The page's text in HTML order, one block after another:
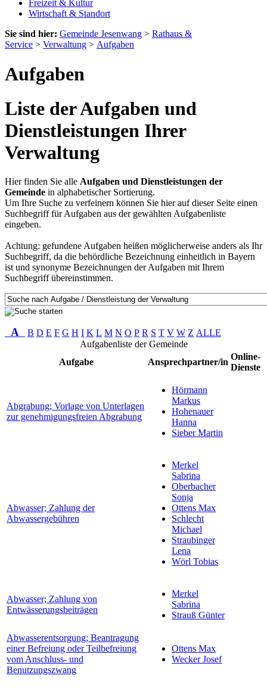
Freizeit & Kultur
Wirtschaft & Standort
Sie sind hier: Gemeinde Jesenwang > Rathaus &
Service > Verwaltung > Aufgaben
Aufgaben
Liste der Aufgaben und
Dienstleistungen Ihrer
Verwaltung
Hier finden Sie alle Aufgaben und Dienstleistungen der
Gemeinde in alphabetischer Sortierung.
Um Ihre Suche zu verfeinern können Sie hier auf dieser Seite einen
Suchbegriff für Aufgaben aus der gewählten Aufgabenliste
eingeben.
Achtung: gefundene Aufgaben heißen möglicherweise anders als Ihr
Suchbegriff, da die behördliche Bezeichnung einheitlich in Bayern
ist und synonyme Bezeichnungen der Aufgaben mit Ihrem
Suchbegriff übereinstimmen.
A B D E F G H I K L M N O P R S T V W Z ALLE
Aufgabenliste der Gemeinde
Aufgabe
Ansprechpartner/in
Online-
Dienste
Abgrabung; Vorlage von Unterlagen
zur genehmigungsfreien Abgrabung
Hörmann
Markus
Hohenauer
Hanna
Sieber Martin
Abwasser; Zahlung der
Abwassergebühren
Merkel
Sabrina
Oberbacher
Sonja
Ottens Max
Schlecht
Michael
Straubinger
Lena
Wörl Tobias
Abwasser; Zahlung von
Entwässerungsbeiträgen
Merkel
Sabrina
Strauß Günter
Abwasserentsorgung; Beantragung
einer Befreiung oder Teilbefreiung
vom Anschluss- und
Benutzungszwang
Ottens Max
Wecker Josef